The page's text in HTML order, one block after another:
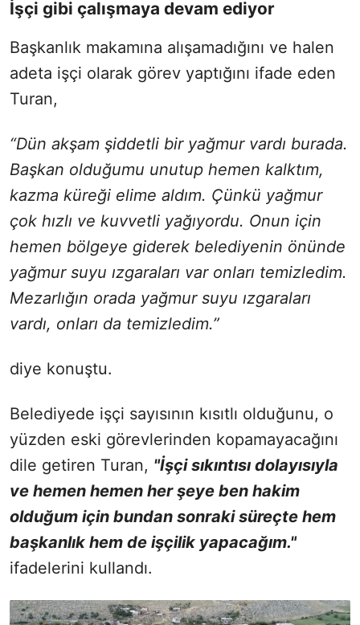
İşçi gibi çalışmaya devam ediyor
Başkanlık makamına alışamadığını ve halen
adeta işçi olarak görev yaptığını ifade eden
Turan,
“Dün akşam şiddetli bir yağmur vardı burada.
Başkan olduğumu unutup hemen kalktım,
kazma küreği elime aldım. Çünkü yağmur
çok hızlı ve kuvvetli yağıyordu. Onun için
hemen bölgeye giderek belediyenin önünde
yağmur suyu ızgaraları var onları temizledim.
Mezarlığın orada yağmur suyu ızgaraları
vardı, onları da temizledim.”
diye konuştu.
Belediyede işçi sayısının kısıtlı olduğunu, o
yüzden eski görevlerinden kopamayacağını
dile getiren Turan, "İşçi sıkıntısı dolayısıyla
ve hemen hemen her şeye ben hakim
olduğum için bundan sonraki süreçte hem
başkanlık hem de işçilik yapacağım."
ifadelerini kullandı.